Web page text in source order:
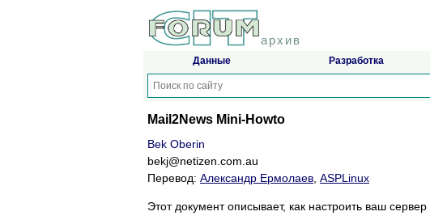
архив
Данные Разработка
Mail2News Mini-Howto
Bek Oberin
bekj@netizen.com.au
Перевод: Александр Ермолаев ASPLinux
Этот документ описывает, как настроить ваш